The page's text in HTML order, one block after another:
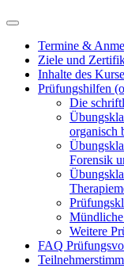
Termine &
Ziele und
Inhalte des
Prüfungshilfen
Die
organisch
Forensik
Weitere
FAQ